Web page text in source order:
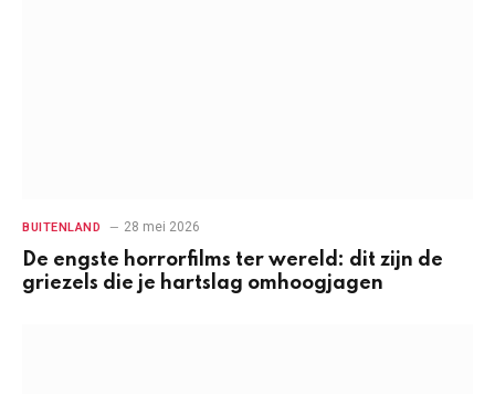
BUITENLAND 28 mei 2026
De engste horrorfilms ter wereld: dit zijn de
griezels die je hartslag omhoogjagen